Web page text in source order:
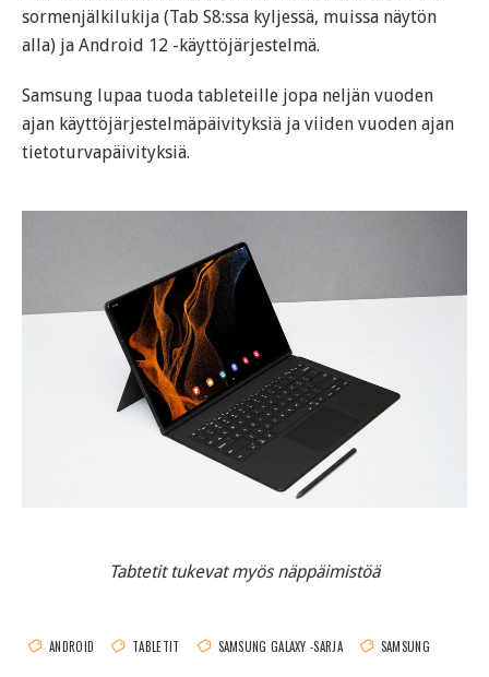
sormenjälkilukija (Tab S8:ssa kyljessä, muissa näytön
alla) ja Android 12 -käyttöjärjestelmä.
Samsung lupaa tuoda tableteille jopa neljän vuoden
ajan käyttöjärjestelmäpäivityksiä ja viiden vuoden ajan
tietoturvapäivityksiä.
Tabtetit tukevat myös näppäimistöä
ANDROID TABLETIT SAMSUNG GALAXY -SARJA SAMSUNG